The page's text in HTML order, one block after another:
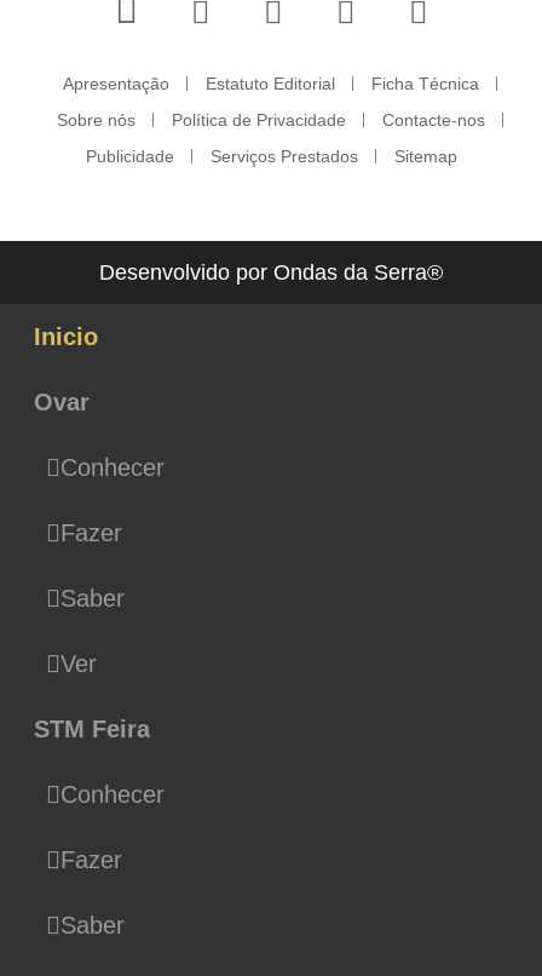
Apresentação Estatuto Editorial
Ficha Técnica
Sobre nós
Política de Privacidade
Contacte-nos
Publicidade
Serviços Prestados Sitemap
Desenvolvido por Ondas da Serra®
Inicio
Ovar
Conhecer
Fazer
Saber
Ver
STM Feira
Conhecer
Fazer
Saber